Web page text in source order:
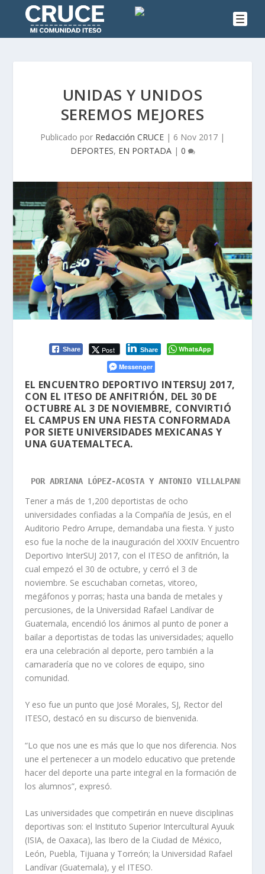
UNIDAS Y UNIDOS
SEREMOS MEJORES
Publicado por Redacción CRUCE | 6 Nov 2017 |
DEPORTES, EN PORTADA| 0
Share Post Share
WhatsApp
Messenger
EL ENCUENTRO DEPORTIVO INTERSUJ 2017,
CON EL ITESO DE ANFITRIÓN, DEL 30 DE
OCTUBRE AL 3 DE NOVIEMBRE, CONVIRTIÓ
EL CAMPUS EN UNA FIESTA CONFORMADA
POR SIETE UNIVERSIDADES MEXICANAS Y
UNA GUATEMALTECA.
POR ADRIANA LÓPEZ-ACOSTA Y ANTONIO VILLALPANDO
Tener a más de 1,200 deportistas de ocho
universidades confiadas a la Compañía de Jesús, en el
Auditorio Pedro Arrupe, demandaba una fiesta. Y justo
eso fue la noche de la inauguración del XXXIV Encuentro
Deportivo InterSUJ 2017, con el ITESO de anfitrión, la
cual empezó el 30 de octubre, y cerró el 3 de
noviembre. Se escuchaban cornetas, vitoreo,
megáfonos y porras; hasta una banda de metales y
percusiones, de la Universidad Rafael Landívar de
Guatemala, encendió los ánimos al punto de poner a
bailar a deportistas de todas las universidades; aquello
era una celebración al deporte, pero también a la
camaradería que no ve colores de equipo, sino
comunidad.
Y eso fue un punto que José Morales, SJ, Rector del
ITESO, destacó en su discurso de bienvenida.
“Lo que nos une es más que lo que nos diferencia. Nos
une el pertenecer a un modelo educativo que pretende
hacer del deporte una parte integral en la formación de
los alumnos”, expresó.
Las universidades que competirán en nueve disciplinas
deportivas son: el Instituto Superior Intercultural Ayuuk
(ISIA, de Oaxaca), las Ibero de la Ciudad de México,
León, Puebla, Tijuana y Torreón; la Universidad Rafael
Landívar (Guatemala), y el ITESO.